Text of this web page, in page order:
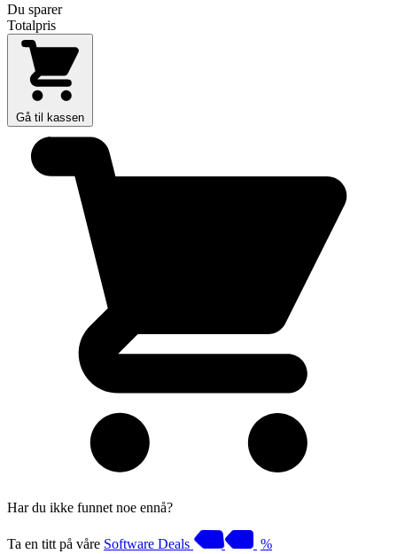
Du sparer
Totalpris
Gå til kassen
Har du ikke funnet noe ennå?
Ta en titt på våre Software Deals %